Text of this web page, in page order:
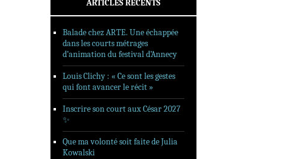
ARTICLES RÉCENTS
Balade chez ARTE. Une échappée
dans les courts métrages
d’animation du festival d’Annecy
Louis Clichy : « Ce sont les gestes
qui font avancer le récit »
Inscrire son court aux César 2027
✨
Que ma volonté soit faite de Julia
Kowalski